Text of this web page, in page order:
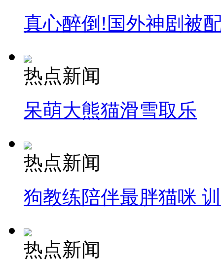
真心醉倒!国外神剧被
热点新闻
呆萌大熊猫滑雪取乐
热点新闻
狗教练陪伴最胖猫咪
热点新闻